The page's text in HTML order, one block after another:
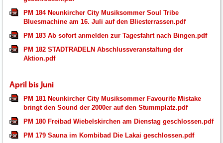
PM 184 Neunkircher City Musiksommer Soul Tribe
Bluesmachine am 16. Juli auf den Bliesterrassen.pdf
PM 183 Ab sofort anmelden zur Tagesfahrt nach Bingen.pdf
PM 182 STADTRADELN Abschlussveranstaltung der
Aktion.pdf
April bis Juni
PM 181 Neunkircher City Musiksommer Favourite Mistake
bringt den Sound der 2000er auf den Stummplatz.pdf
PM 180 Freibad Wiebelskirchen am Dienstag geschlossen.pdf
PM 179 Sauna im Kombibad Die Lakai geschlossen.pdf